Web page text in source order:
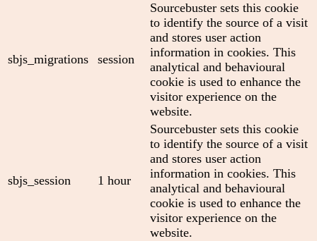
sbjs_migrations session
Sourcebuster sets this cookie
to identify the source of a visit
and stores user action
information in cookies. This
analytical and behavioural
cookie is used to enhance the
visitor experience on the
website.
sbjs_session 1 hour
Sourcebuster sets this cookie
to identify the source of a visit
and stores user action
information in cookies. This
analytical and behavioural
cookie is used to enhance the
visitor experience on the
website.